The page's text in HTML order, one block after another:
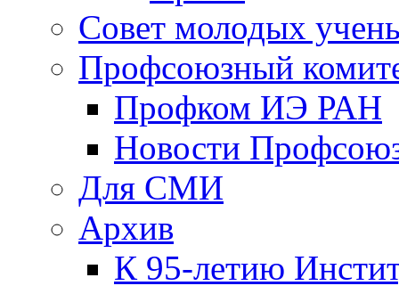
Совет молодых
Профсоюзный
Профком ИЭ РАН
Новости
Для СМИ
Архив
К 95-летию